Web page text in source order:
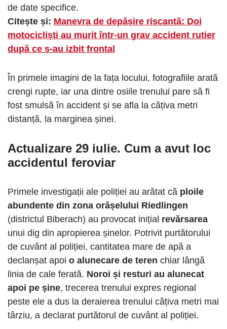
de date specifice.
Citește și: Manevra de depășire riscantă: Doi
motocicliști au murit într-un grav accident rutier
după ce s-au izbit frontal
În primele imagini de la fața locului, fotografiile arată
crengi rupte, iar una dintre osiile trenului pare să fi
fost smulsă în accident și se afla la câțiva metri
distanță, la marginea șinei.
Actualizare 29 iulie. Cum a avut loc
accidentul feroviar
Primele investigații ale poliției au arătat că ploile
abundente din zona orășelului Riedlingen
(districtul Biberach) au provocat inițial revărsarea
unui dig din apropierea șinelor. Potrivit purtătorului
de cuvânt al poliției, cantitatea mare de apă a
declanșat apoi o alunecare de teren chiar lângă
linia de cale ferată. Noroi și resturi au alunecat
apoi pe șine, trecerea trenului expres regional
peste ele a dus la deraierea trenului câțiva metri mai
târziu, a declarat purtătorul de cuvânt al poliției.